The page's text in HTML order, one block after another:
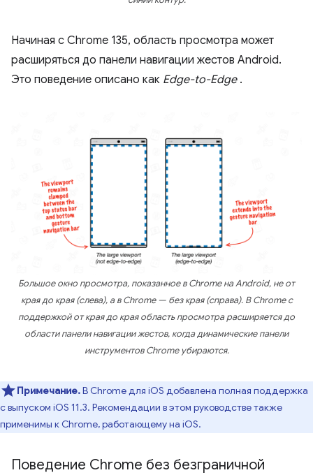
Начиная с Chrome 135, область просмотра может
расширяться до панели навигации жестов Android.
Это поведение описано как Edge-to-Edge.
Большое окно просмотра, показанное в Chrome на Android, не от
края до края (слева), а в Chrome — без края (справа). В Chrome с
поддержкой от края до края область просмотра расширяется до
области панели навигации жестов, когда динамические панели
инструментов Chrome убираются.
Примечание.В Chrome для iOS добавлена ​​полная поддержка
с выпуском iOS 11.3. Рекомендации в этом руководстве также
применимы к Chrome, работающему на iOS.
Поведение Chrome без безграничной